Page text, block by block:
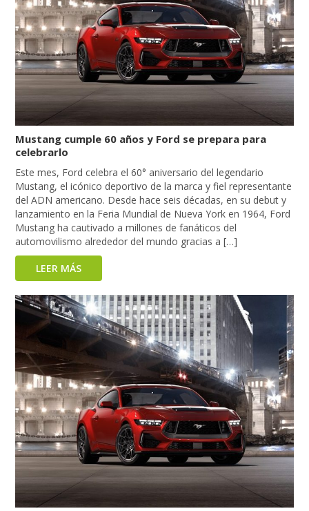
Mustang cumple 60 años y Ford se prepara para
celebrarlo
Este mes, Ford celebra el 60° aniversario del legendario
Mustang, el icónico deportivo de la marca y fiel representante
del ADN americano. Desde hace seis décadas, en su debut y
lanzamiento en la Feria Mundial de Nueva York en 1964, Ford
Mustang ha cautivado a millones de fanáticos del
automovilismo alrededor del mundo gracias a […]
LEER MÁS